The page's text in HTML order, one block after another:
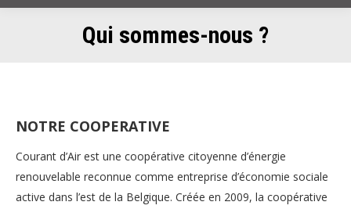
Qui sommes-nous ?
NOTRE COOPERATIVE
Courant d’Air est une coopérative citoyenne d’énergie
renouvelable reconnue comme entreprise d’économie sociale
active dans l’est de la Belgique. Créée en 2009, la coopérative